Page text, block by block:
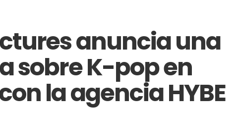
anuncia una
sobre K-pop en
la agencia HYBE